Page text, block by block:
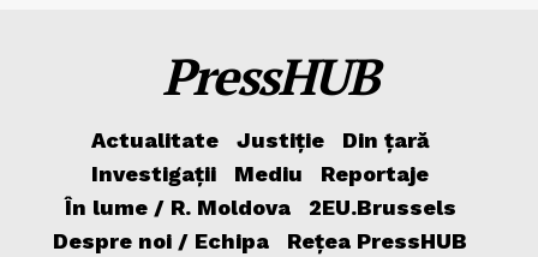
PressHUB
Actualitate Justiție
Din țară
Investigații
Mediu
Reportaje
În lume / R. Moldova
2EU.Brussels
Despre noi / Echipa
Rețea PressHUB